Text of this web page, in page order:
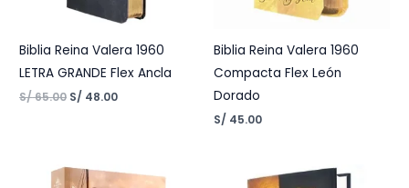
Biblia Reina Valera 1960
LETRA GRANDE Flex Ancla
S/65.00 S/ 48.00
Biblia Reina Valera 1960
Compacta Flex León
Dorado
S/ 45.00